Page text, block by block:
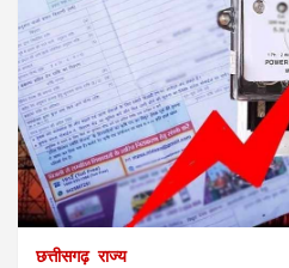
छत्तीसगढ़ राज्य